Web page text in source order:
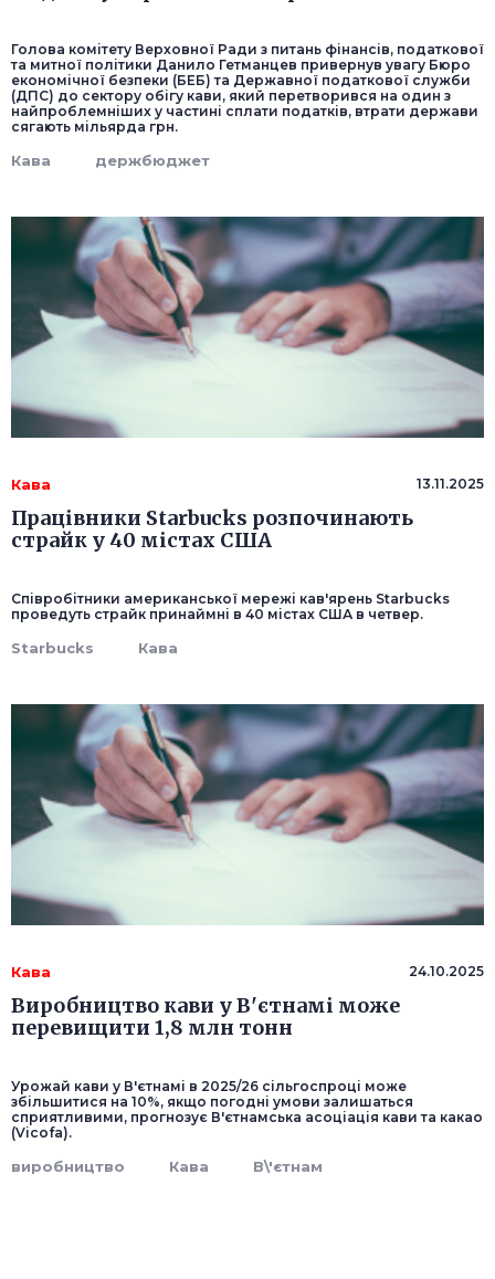
Голова комітету Верховної Ради з питань фінансів, податкової
та митної політики Данило Гетманцев привернув увагу Бюро
економічної безпеки (БЕБ) та Державної податкової служби
(ДПС) до сектору обігу кави, який перетворився на один з
найпроблемніших у частині сплати податків, втрати держави
сягають мільярда грн.
Кава держбюджет
Кава 13.11.2025
Працівники Starbucks розпочинають
страйк у 40 містах США
Співробітники американської мережі кав'ярень Starbucks
проведуть страйк принаймні в 40 містах США в четвер.
Starbucks Кава
Кава 24.10.2025
Виробництво кави у В'єтнамі може
перевищити 1,8 млн тонн
Урожай кави у В'єтнамі в 2025/26 сільгоспроці може
збільшитися на 10%, якщо погодні умови залишаться
сприятливими, прогнозує В'єтнамська асоціація кави та какао
(Vicofa).
виробництво Кава В\'єтнам